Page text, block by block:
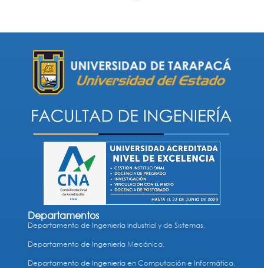
Departamentos
Departamento de Ingeniería industrial y de Sistemas.
Departamento de Ingeniería Mecánica.
Departamento de Ingeniería en Computación e Informática.